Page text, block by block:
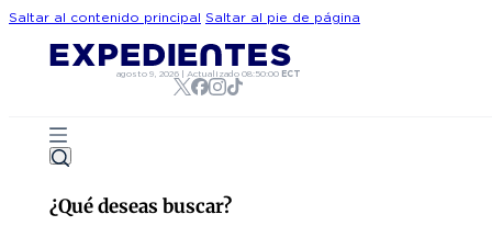
Saltar al contenido principal Saltar al pie de página
agosto 9, 2026 |Actualizado08:50:00 ECT
¿Qué deseas buscar?